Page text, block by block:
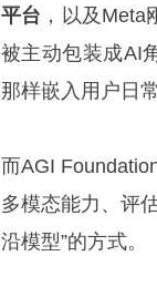
平台 ，以及
被主动包装成AI
那样嵌入用户日常
而AGI
多模态能力、评
沿模型”的方式。